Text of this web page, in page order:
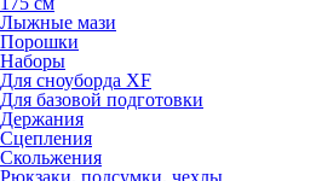
Лыжные мази
Порошки
Наборы
Для сноуборда XF
Для базовой подготовки
Держания
Сцепления
Скольжения
Рюкзаки, подсумки, чехлы